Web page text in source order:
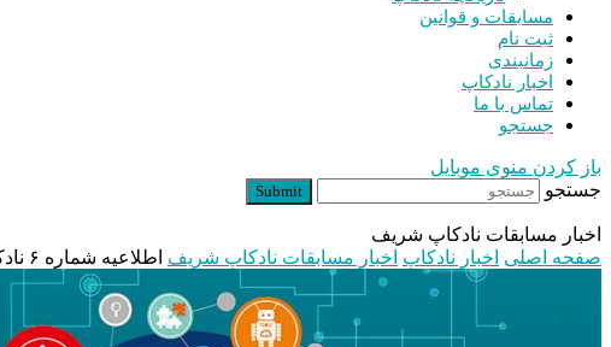
مسابقات و قوانین
ثبت نام
زمانبندی
اخبار نادکاپ
تماس با ما
جستجو
باز کردن منوی موبایل
جستجو
Submit
اخبار مسابقات نادکاپ شریف
صفحه اصلی اخبار نادکاپ اخبار مسابقات نادکاپ شریف اطلاعیه شماره ۶ نادکاپ ۲۳ – ثبت نام…